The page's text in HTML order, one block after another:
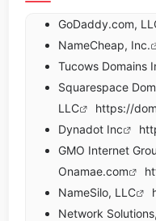
GoDaddy.com,
NameCheap, Inc.
Tucows Domains
Squarespace
LLC
https://
Dynadot Inc
GMO Internet
Onamae.com
NameSilo, LLC
Network Solutions,